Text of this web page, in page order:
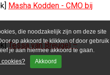
die noodzakelijk zijn om deze site
op akkoord te klikken of door gebruik
je aan hiermee akkoord te gaan.
cookies?
Akkoord
Masha Kodden - CMO bij
Tessa van Breugel –